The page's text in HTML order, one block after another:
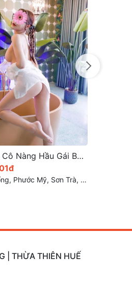
Gái gọi Nguyễn Tất Thành Thanh Khê Đà Nẵng Năm 2026
Thành - Thanh Khê - Đà Nẵng
| THỪA THIÊN HUẾ